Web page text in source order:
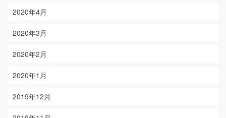
2020年4月
2020年3月
2020年2月
2020年1月
2019年12月